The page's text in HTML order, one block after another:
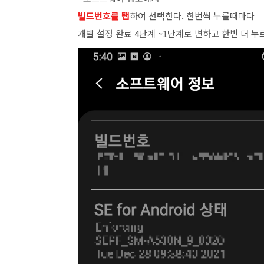
빌드번호를 탭하여 선택한다. 한번씩 누를때마다
개발 설정 완료 4단계 ~1단계로 변하고 한번 더 누